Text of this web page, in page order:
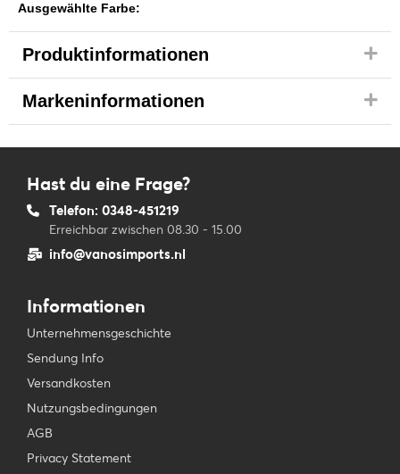
Ausgewählte Farbe:
Produktinformationen
Markeninformationen
Hast du eine Frage?
Telefon: 0348-451219
Erreichbar zwischen 08.30 - 15.00
info@vanosimports.nl
Informationen
Unternehmensgeschichte
Sendung Info
Versandkosten
Nutzungsbedingungen
AGB
Privacy Statement